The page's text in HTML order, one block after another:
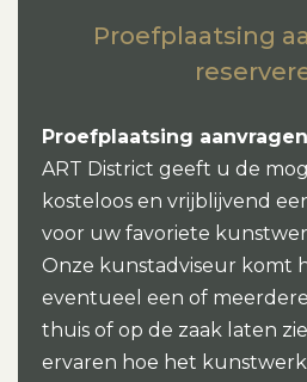
Proefplaatsing
Proefplaatsing
ART District geeft u de
kosteloos en vrijblijvend
voor uw favoriete
Onze kunstadviseur komt
eventueel een of
thuis of op de zaak laten
ervaren hoe het